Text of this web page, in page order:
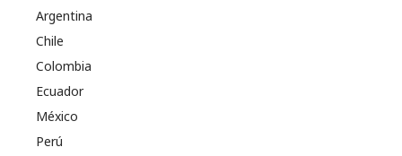
Argentina
Chile
Colombia
Ecuador
México
Perú